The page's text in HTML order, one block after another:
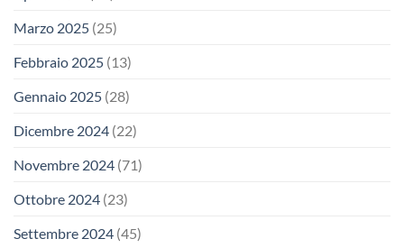
Marzo 2025 (25)
Febbraio 2025 (13)
Gennaio 2025 (28)
Dicembre 2024 (22)
Novembre 2024 (71)
Ottobre 2024 (23)
Settembre 2024 (45)